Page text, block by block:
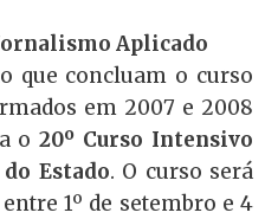
Aplicado
que concluam o curso
em 2007 e 2008
o20º Curso Intensivo
Estado. O curso será
1º de setembro e 4